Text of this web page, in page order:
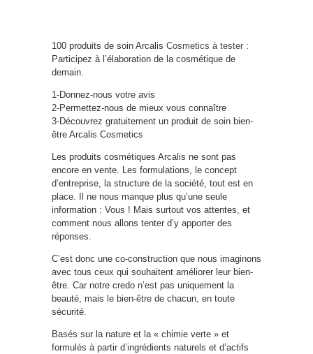
100 produits de soin Arcalis Cosmetics à tester :
Participez à l’élaboration de la cosmétique de
demain.
1-Donnez-nous votre avis
2-Permettez-nous de mieux vous connaître
3-Découvrez gratuitement un produit de soin bien-
être Arcalis Cosmetics
Les produits cosmétiques Arcalis ne sont pas
encore en vente. Les formulations, le concept
d’entreprise, la structure de la société, tout est en
place. Il ne nous manque plus qu’une seule
information : Vous ! Mais surtout vos attentes, et
comment nous allons tenter d’y apporter des
réponses.
C’est donc une co-construction que nous imaginons
avec tous ceux qui souhaitent améliorer leur bien-
être. Car notre credo n’est pas uniquement la
beauté, mais le bien-être de chacun, en toute
sécurité.
Basés sur la nature et la « chimie verte » et
formulés à partir d’ingrédients naturels et d’actifs